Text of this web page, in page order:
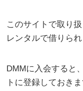
このサイトで取り
レンタルで借りられ
DMMに入会すると
トに登録しておき